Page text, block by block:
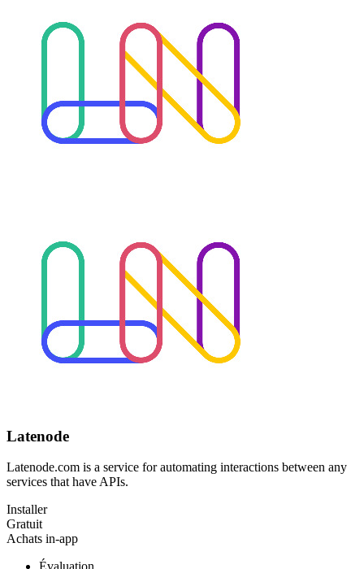
Latenode
Latenode.com is a service for automating interactions between any
services that have APIs.
Installer
Gratuit
Achats in-app